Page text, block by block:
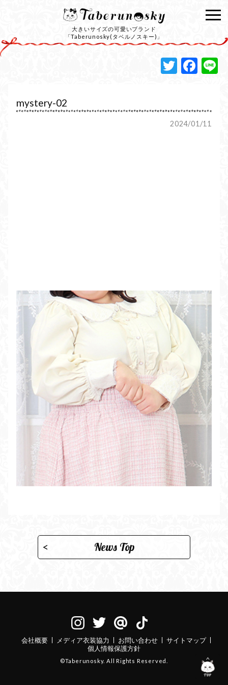
大きいサイズの可愛いブランド
「Taberunosky(タベルノスキー)」
mystery-02
2024/01/11
News Top
会社概要 メディア衣装協力 お問い合わせ
サイトマップ
個人情報保護方針
©Taberunosky. All Rights Reserved.